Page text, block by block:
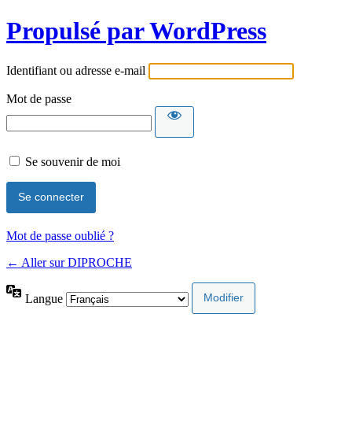
Propulsé par WordPress
Identifiant ou adresse e-mail
Mot de passe
Se souvenir de moi
Mot de passe oublié ?
← Aller sur DIPROCHE
Langue